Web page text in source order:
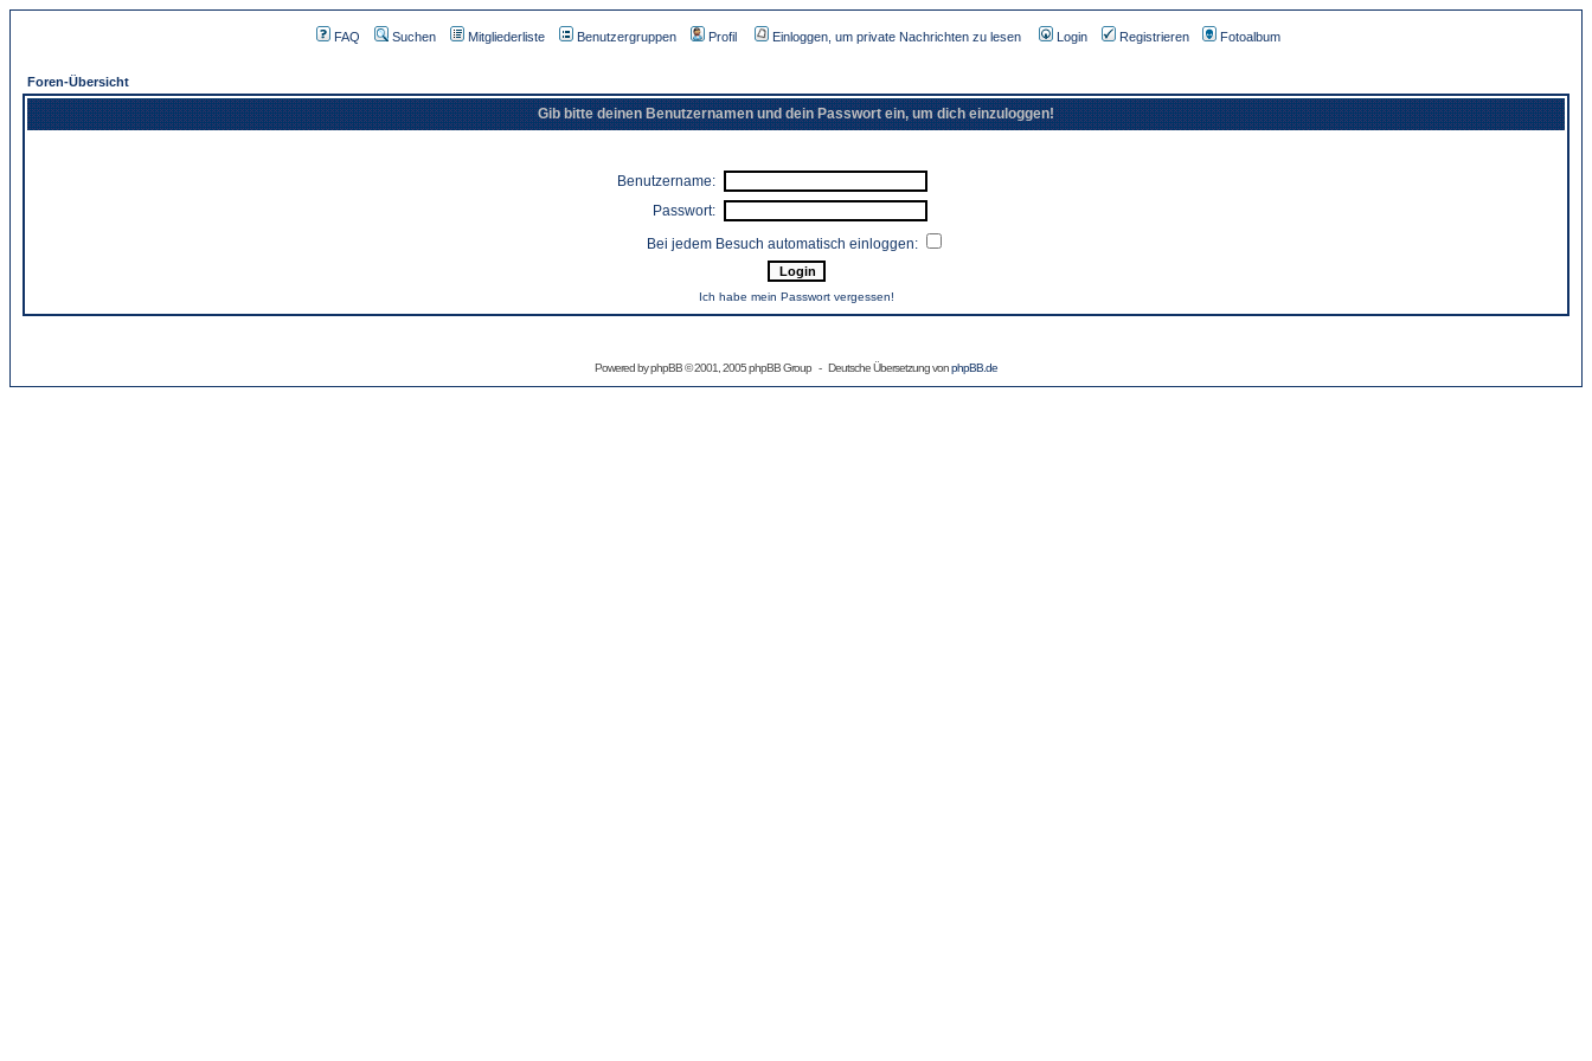
FAQ Suchen Mitgliederliste Benutzergruppen Profil Einloggen, um private Nachrichten zu lesen Login Registrieren Fotoalbum
Foren-Übersicht
Gib bitte deinen Benutzernamen und dein Passwort ein, um dich einzuloggen!
Benutzername:
Passwort:
Bei jedem Besuch automatisch einloggen:
Ich habe mein Passwort vergessen!
Powered byphpBB© 2001, 2005 phpBB Group - Deutsche Übersetzung vonphpBB.de